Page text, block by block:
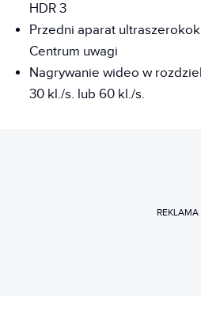
HDR 3
Przedni aparat
Centrum uwagi
Nagrywanie wideo w
30 kl./s. lub 60 kl./s.
REKLAMA